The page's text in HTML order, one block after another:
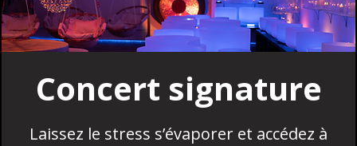
Concert signature
Laissez le stress s’évaporer et accédez à